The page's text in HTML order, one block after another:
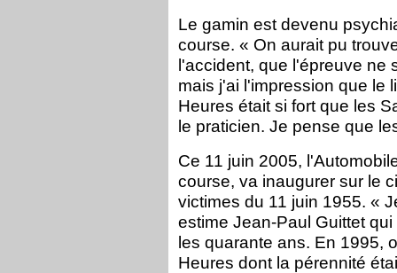
Le gamin est devenu
course. « On aurait pu
l'accident, que l'épreuve ne
mais j'ai l'impression que le
Heures était si fort que les
le praticien. Je pense que
Ce 11 juin 2005,
course, va inaugurer sur le
victimes du 11 juin 1955. «
estime Jean-Paul Guittet
les quarante ans. En 1995,
Heures dont la pérennité